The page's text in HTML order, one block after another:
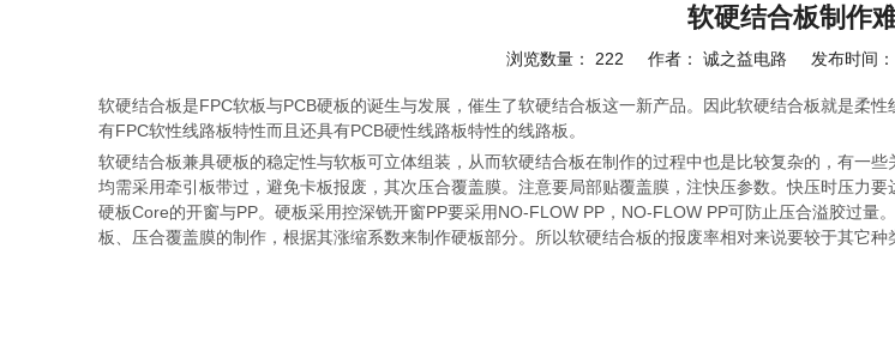
软硬结合板制作
浏览数量： 222 作者： 诚之益电路 发布时间
["wechat","weibo","qzone","douban","email"]
软硬结合板是FPC软板与PCB硬板的诞生与发展，催生了软硬结合板这一新产品。因此软硬结合板就是柔
有FPC软性线路板特性而且还具有PCB硬性线路板特性的线路板。
软硬结合板兼具硬板的稳定性与软板可立体组装，从而软硬结合板在制作的过程中也是比较复杂的，有一
均需采用牵引板带过，避免卡板报废，其次压合覆盖膜。注意要局部贴覆盖膜，注快压参数。快压时压力
硬板Core的开窗与PP。硬板采用控深铣开窗PP要采用NO-FLOW PP，NO-FLOW PP可防止压合溢胶过
板、压合覆盖膜的制作，根据其涨缩系数来制作硬板部分。所以软硬结合板的报废率相对来说要较于其它种